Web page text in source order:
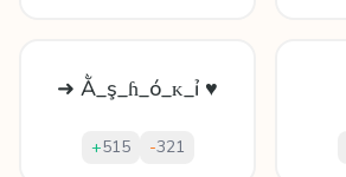
➜ Ằ_ş_ɦ_ó_ᴋ_ỉ ♥
+515 -321